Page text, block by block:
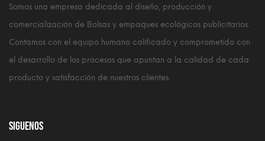
Somos una empresa dedicada al diseño, producción y
comercialización de Bolsas y empaques ecológicos publicitarios.
Contamos con el equipo humano calificado y comprometido con
el desarrollo de los procesos que apuntan a la calidad de cada
producto y satisfacción de nuestros clientes.
Siguenos